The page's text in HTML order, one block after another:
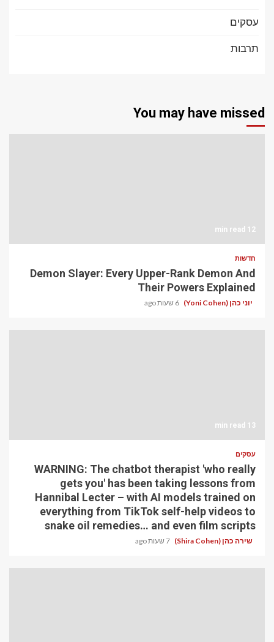
עסקים
תרבות
You may have missed
12 min read
חדשות
Demon Slayer: Every Upper-Rank Demon And
Their Powers Explained
יוני כהן (Yoni Cohen) 6 שעות ago
13 min read
עסקים
WARNING: The chatbot therapist 'who really
gets you' has been taking lessons from
Hannibal Lecter – with AI models trained on
everything from TikTok self-help videos to
snake oil remedies… and even film scripts
שירה כהן (Shira Cohen) 7 שעות ago